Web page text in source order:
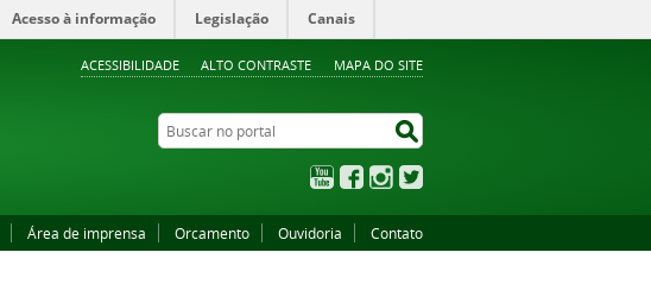
ACESSIBILIDADE ALTO CONTRASTE MAPA DO SITE
Acesso à informação Legislação Canais
Buscar no portal
YouTubeFacebookInstagram
Área de imprensa Orcamento Ouvidoria Contato